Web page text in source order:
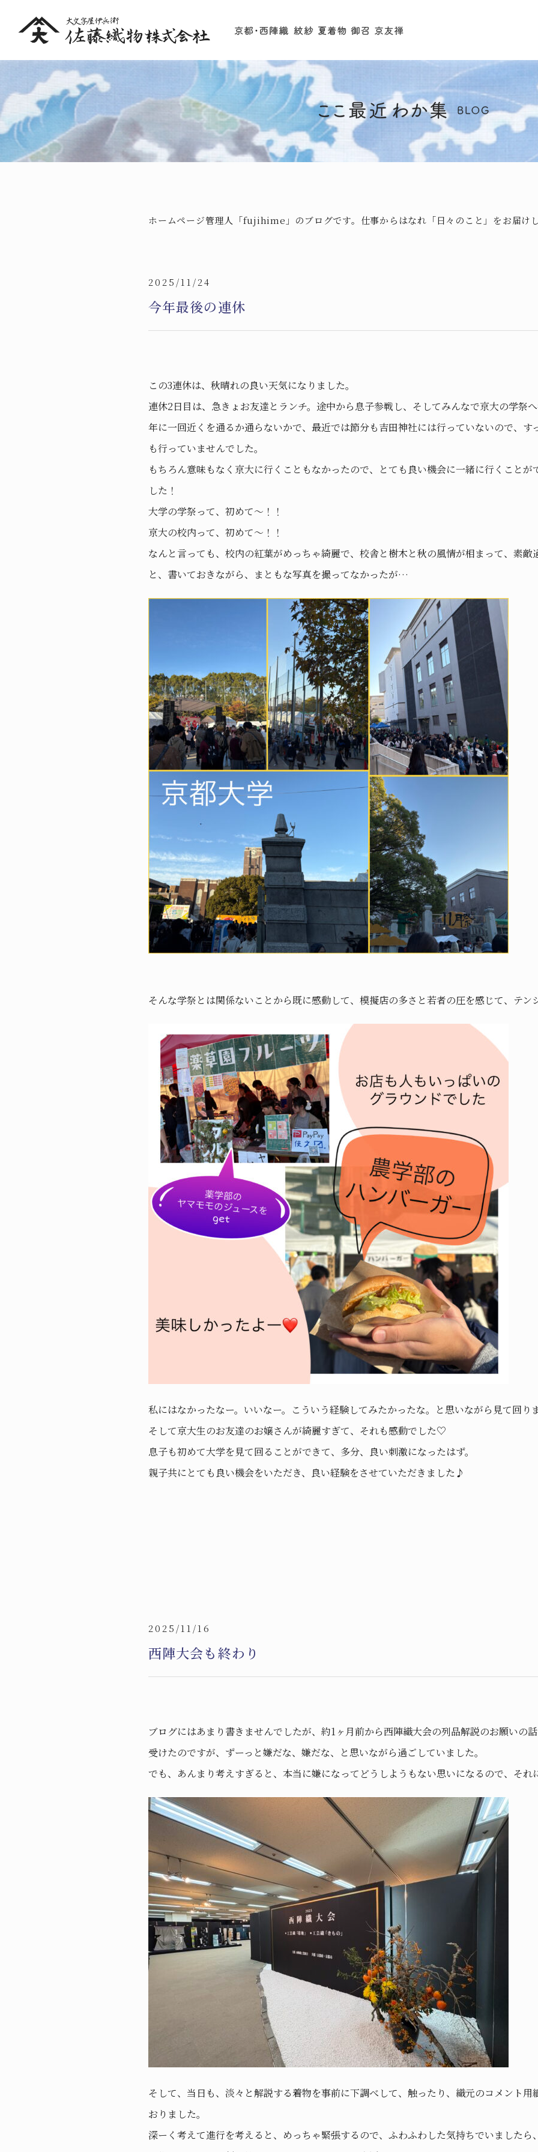
ホームページ管理人「fujihime」のブログです。仕事からはなれ「日々のこと」をお届け
2025/11/24
今年最後の連休
この3連休は、秋晴れの良い天気になりました。
連休2日目は、急きょお友達とランチ。途中から息子参戦し、そしてみんなで京大の学祭
年に一回近くを通るか通らないかで、最近では節分も吉田神社には行っていないので、す
も行っていませんでした。
もちろん意味もなく京大に行くこともなかったので、とても良い機会に一緒に行くこと
した！
大学の学祭って、初めて〜！！
京大の校内って、初めて〜！！
なんと言っても、校内の紅葉がめっちゃ綺麗で、校舎と樹木と秋の風情が相まって、素敵
と、書いておきながら、まともな写真を撮ってなかったが…
そんな学祭とは関係ないことから既に感動して、模擬店の多さと若者の圧を感じて、テン
私にはなかったなー。いいなー。こういう経験してみたかったな。と思いながら見て回り
そして京大生のお友達のお嬢さんが綺麗すぎて、それも感動でした♡
息子も初めて大学を見て回ることができて、多分、良い刺激になったはず。
親子共にとても良い機会をいただき、良い経験をさせていただきました♪
2025/11/16
西陣大会も終わり
ブログにはあまり書きませんでしたが、約1ヶ月前から西陣織大会の列品解説のお願いの
受けたのですが、ずーっと嫌だな、嫌だな、と思いながら過ごしていました。
でも、あんまり考えすぎると、本当に嫌になってどうしようもない思いになるので、それ
そして、当日も、淡々と解説する着物を事前に下調べして、触ったり、織元のコメント
おりました。
深ーく考えて進行を考えると、めっちゃ緊張するので、ふわふわした気持ちでいましたら